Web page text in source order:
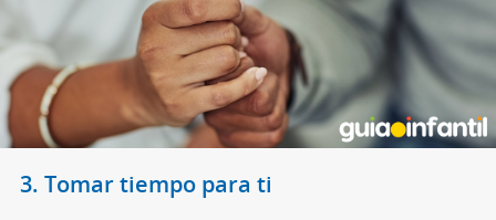
3. Tomar tiempo para ti